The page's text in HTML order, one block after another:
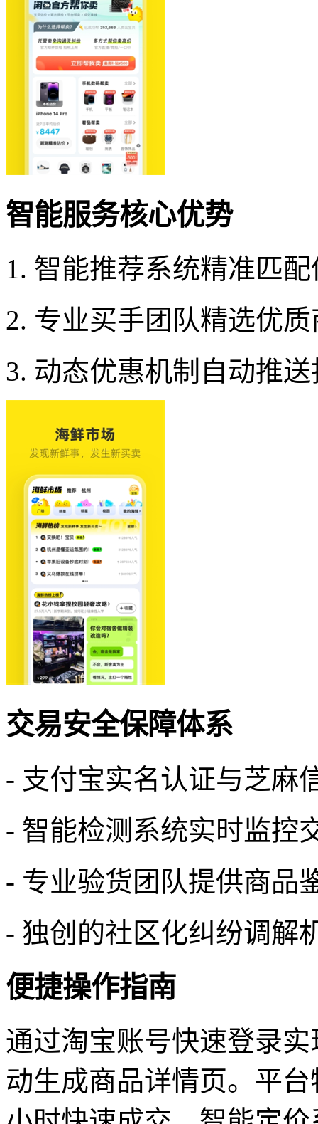
智能服务核心优势
1. 智能推荐系统精准匹
2. 专业买手团队精选优
3. 动态优惠机制自动推
交易安全保障体系
- 支付宝实名认证与芝麻
- 智能检测系统实时监控
- 专业验货团队提供商品
- 独创的社区化纠纷调解
便捷操作指南
通过淘宝账号快速登录
动生成商品详情页。平